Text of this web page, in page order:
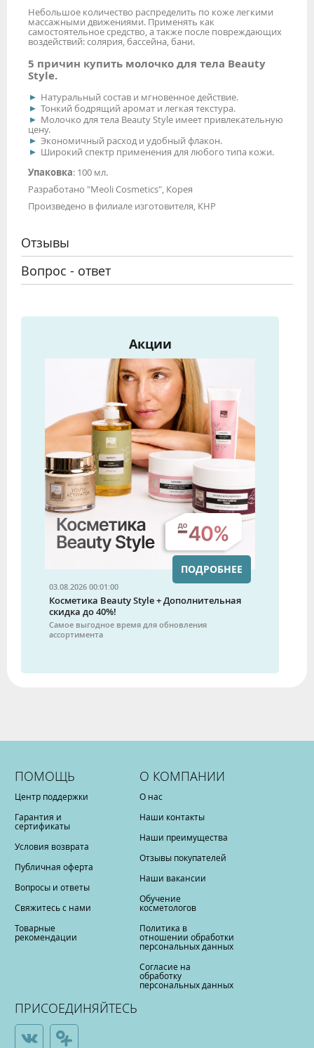
Небольшое количество распределить по коже легкими
массажными движениями. Применять как
самостоятельное средство, а также после повреждающих
воздействий: солярия, бассейна, бани.
5 причин купить молочко для тела Beauty
Style.
Натуральный состав и мгновенное действие.
Тонкий бодрящий аромат и легкая текстура.
Молочко для тела Beauty Style имеет привлекательную
цену.
Экономичный расход и удобный флакон.
Широкий спектр применения для любого типа кожи.
Упаковка: 100 мл.
Разработано "Meoli Cosmetics", Корея
Произведено в филиале изготовителя, КНР
Отзывы
Вопрос - ответ
Акции
03.08.2026 00:01:00
Косметика Beauty Style + Дополнительная
скидка до 40%!
Самое выгодное время для обновления
ассортимента
ПОДРОБНЕЕ
ПОМОЩЬ
Центр поддержки
Гарантия и
сертификаты
Условия возврата
Публичная оферта
Вопросы и ответы
Свяжитесь с нами
Товарные
рекомендации
О КОМПАНИИ
О нас
Наши контакты
Наши преимущества
Отзывы покупателей
Наши вакансии
Обучение
косметологов
Политика в
отношении обработки
персональных данных
Согласие на
обработку
персональных данных
ПРИСОЕДИНЯЙТЕСЬ